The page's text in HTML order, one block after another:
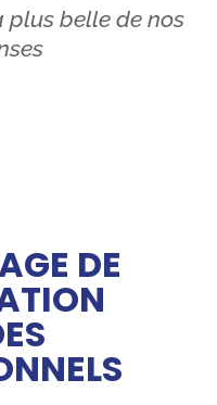
plus belle de nos
DE